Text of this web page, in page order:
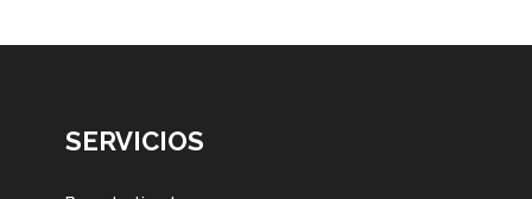
SERVICIOS